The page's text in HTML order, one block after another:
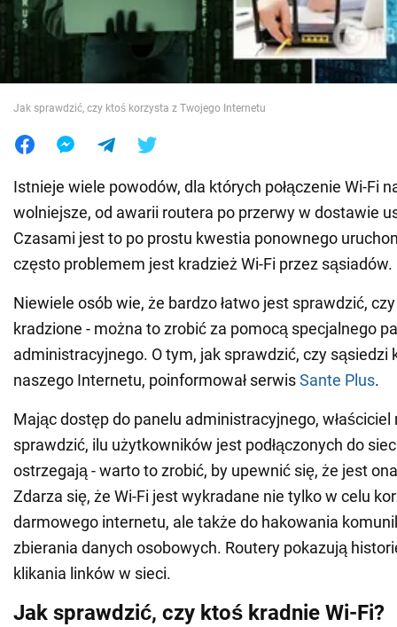
Świat
Jedzenie
Jak sprawdzić, czy ktoś korzysta z Twojego Internetu
Istnieje wiele powodów, dla których połączenie Wi-Fi
wolniejsze, od awarii routera po przerwy w dostawie
Czasami jest to po prostu kwestia ponownego
często problemem jest kradzież Wi-Fi przez sąsiadów.
Niewiele osób wie, że bardzo łatwo jest sprawdzić,
kradzione - można to zrobić za pomocą specjalnego
administracyjnego. O tym, jak sprawdzić, czy sąsiedzi
naszego Internetu, poinformował serwisSante Plus.
Mając dostęp do panelu administracyjnego,
sprawdzić, ilu użytkowników jest podłączonych do
ostrzegają - warto to zrobić, by upewnić się, że jest
Zdarza się, że Wi-Fi jest wykradane nie tylko w celu
darmowego internetu, ale także do hakowania
zbierania danych osobowych. Routery pokazują
klikania linków w sieci.
Jak sprawdzić, czy ktoś kradnie Wi-Fi?